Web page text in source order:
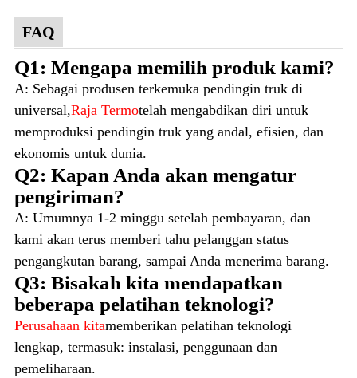
FAQ
Q1: Mengapa memilih produk kami?
A: Sebagai produsen terkemuka pendingin truk di
universal,Raja Termotelah mengabdikan diri untuk
memproduksi pendingin truk yang andal, efisien, dan
ekonomis untuk dunia.
Q2: Kapan Anda akan mengatur
pengiriman?
A: Umumnya 1-2 minggu setelah pembayaran, dan
kami akan terus memberi tahu pelanggan status
pengangkutan barang, sampai Anda menerima barang.
Q3: Bisakah kita mendapatkan
beberapa pelatihan teknologi?
Perusahaan kitamemberikan pelatihan teknologi
lengkap, termasuk: instalasi, penggunaan dan
pemeliharaan.